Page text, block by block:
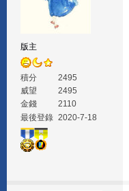
版主
積分
2495
威望
2495
金錢
2110
最後登錄 2020-7-18